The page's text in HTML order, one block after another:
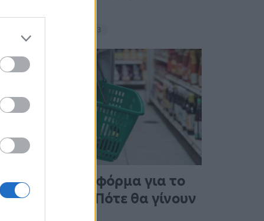
18:11 - 15 Σεπτεμβρίου 2023
Άνοιξε η πλατφόρμα για το
Market Pass – Πότε θα γίνουν